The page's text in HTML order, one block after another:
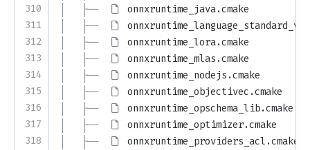
310
311
312
313
314
315
316
317
318
│   ├──
onnxruntime_java.cmake
│   ├──
│   ├──
onnxruntime_lora.cmake
│   ├──
onnxruntime_mlas.cmake
│   ├──
onnxruntime_nodejs.cmake
│   ├──
onnxruntime_objectivec.cmake
│   ├──
onnxruntime_opschema_lib.cmake
│   ├──
onnxruntime_optimizer.cmake
│   ├──
onnxruntime_providers_acl.cmake